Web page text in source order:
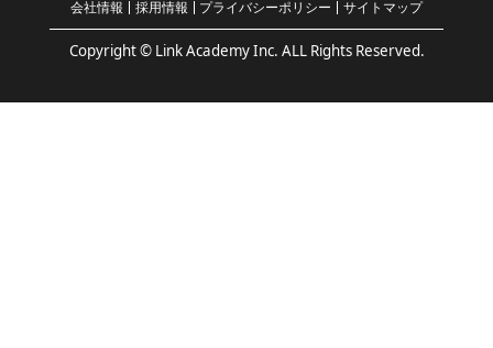
Copyright © Link Academy Inc. ALL Rights Reserved.
会社情報 採用情報 プライバシーポリシー サイトマップ